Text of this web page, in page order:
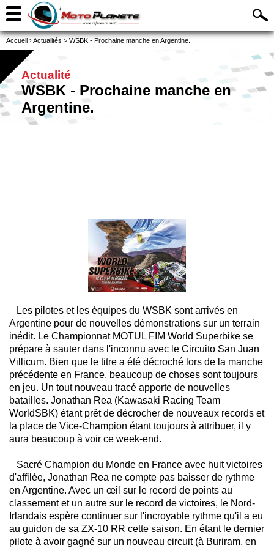
Accueil ›Actualités > WSBK - Prochaine manche en Argentine.
Actualité
WSBK - Prochaine manche en
Argentine.
Les pilotes et les équipes du WSBK sont arrivés en
Argentine pour de nouvelles démonstrations sur un terrain
inédit. Le Championnat MOTUL FIM World Superbike se
prépare à sauter dans l'inconnu avec le Circuito San Juan
Villicum. Bien que le titre a été décroché lors de la manche
précédente en France, beaucoup de choses sont toujours
en jeu. Un tout nouveau tracé apporte de nouvelles
batailles. Jonathan Rea (Kawasaki Racing Team
WorldSBK) étant prêt de décrocher de nouveaux records et
la place de Vice-Champion étant toujours à attribuer, il y
aura beaucoup à voir ce week-end.
Sacré Champion du Monde en France avec huit victoires
d'affilée, Jonathan Rea ne compte pas baisser de rythme
en Argentine. Avec un œil sur le record de points au
classement et un autre sur le record de victoires, le Nord-
Irlandais espère continuer sur l'incroyable rythme qu'il a eu
au guidon de sa ZX-10 RR cette saison. En étant le dernier
pilote à avoir gagné sur un nouveau circuit (à Buriram, en